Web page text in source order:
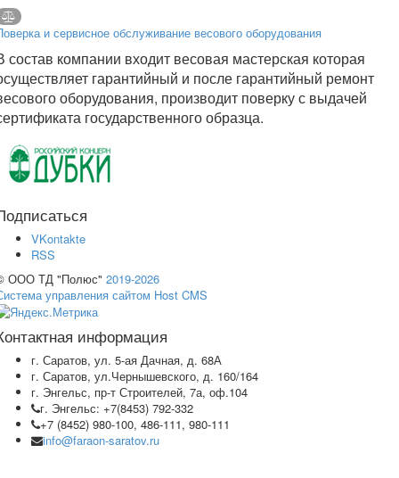
и сервисное обслуживание весового оборудования
состав компании входит весовая мастерская которая
гарантийный и после гарантийный ремонт
оборудования, производит поверку с выдачей
государственного образца.
VKontakte
RSS
ООО ТД "Полюс" 2019-2026
управления сайтом Host CMS
информация
г. Саратов, ул. 5-ая Дачная, д. 68А
г. Саратов, ул.Чернышевского, д. 160/164
г. Энгельс, пр-т Строителей, 7а, оф.104
г. Энгельс: +7(8453) 792-332
+7 (8452) 980-100, 486-111, 980-111
info@faraon-saratov.ru